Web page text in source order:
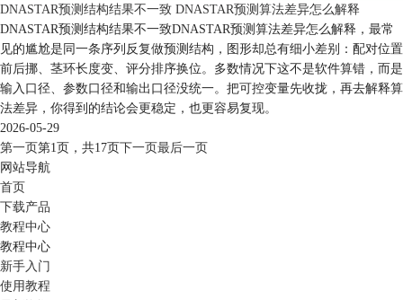
DNASTAR预测结构结果不一致 DNASTAR预测算法差异怎么解释
DNASTAR预测结构结果不一致DNASTAR预测算法差异怎么解释，最常
见的尴尬是同一条序列反复做预测结构，图形却总有细小差别：配对位置
前后挪、茎环长度变、评分排序换位。多数情况下这不是软件算错，而是
输入口径、参数口径和输出口径没统一。把可控变量先收拢，再去解释算
法差异，你得到的结论会更稳定，也更容易复现。
2026-05-29
第一页第1页， 共17页下一页最后一页
网站导航
首页
下载产品
教程中心
教程中心
新手入门
使用教程